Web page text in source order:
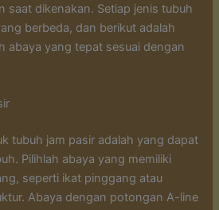
saat dikenakan. Setiap jenis tubuh
berbeda, dan berikut adalah
abaya yang tepat sesuai dengan
tubuh jam pasir adalah yang dapat
Pilihlah abaya yang memiliki
seperti ikat pinggang atau
Abaya dengan potongan A-line